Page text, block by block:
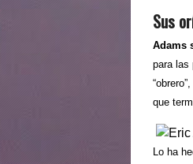
Sus
Adams
para las
que
Lo ha